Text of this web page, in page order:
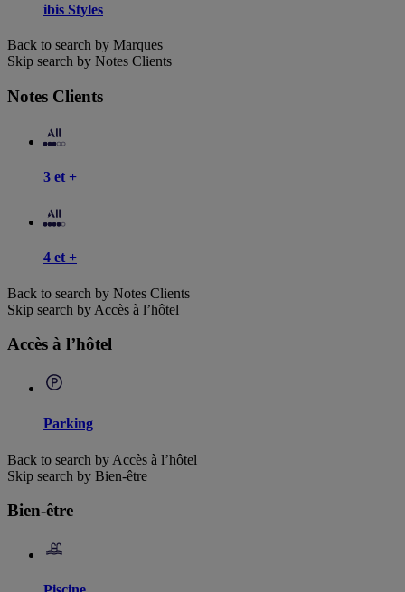
ibis Styles
Back to search by Marques
Skip search by Notes Clients
Notes Clients
3 et +
4 et +
Back to search by Notes Clients
Skip search by Accès à l’hôtel
Accès à l’hôtel
Parking
Back to search by Accès à l’hôtel
Skip search by Bien-être
Bien-être